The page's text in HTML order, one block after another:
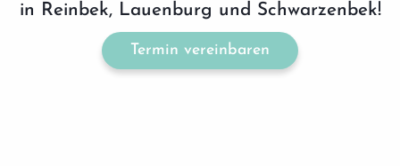
in Reinbek, Lauenburg und Schwarzenbek!
Termin vereinbaren